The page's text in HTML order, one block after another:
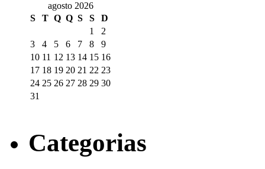
agosto 2026
S
T Q Q S S
D
1
2
3
4 5 6 7 8
9
10 11 12 13 14 15 16
17 18 19 20 21 22 23
24 25 26 27 28 29 30
31
Categorias